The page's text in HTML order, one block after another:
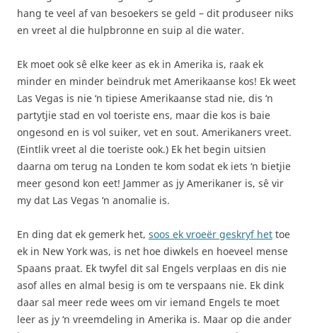
hang te veel af van besoekers se geld – dit produseer niks
en vreet al die hulpbronne en suip al die water.
Ek moet ook sê elke keer as ek in Amerika is, raak ek
minder en minder beïndruk met Amerikaanse kos! Ek weet
Las Vegas is nie ‘n tipiese Amerikaanse stad nie, dis ‘n
partytjie stad en vol toeriste ens, maar die kos is baie
ongesond en is vol suiker, vet en sout. Amerikaners vreet.
(Eintlik vreet al die toeriste ook.) Ek het begin uitsien
daarna om terug na Londen te kom sodat ek iets ‘n bietjie
meer gesond kon eet! Jammer as jy Amerikaner is, sê vir
my dat Las Vegas ‘n anomalie is.
En ding dat ek gemerk het, soos ek vroeër geskryf het toe
ek in New York was, is net hoe diwkels en hoeveel mense
Spaans praat. Ek twyfel dit sal Engels verplaas en dis nie
asof alles en almal besig is om te verspaans nie. Ek dink
daar sal meer rede wees om vir iemand Engels te moet
leer as jy ‘n vreemdeling in Amerika is. Maar op die ander